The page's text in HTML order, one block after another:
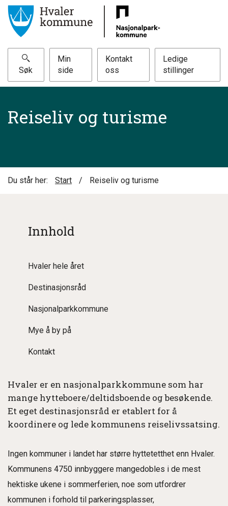
Søk
Min
side
Kontakt
oss
Ledige
stillinger
Reiseliv og turisme
Du står her: Start / Reiseliv og turisme
Innhold
Hvaler hele året
Destinasjonsråd
Nasjonalparkkommune
Mye å by på
Kontakt
Hvaler er en nasjonalparkkommune som har
mange hytteboere/deltidsboende og besøkende.
Et eget destinasjonsråd er etablert for å
koordinere og lede kommunens reiselivssatsing.
Ingen kommuner i landet har større hyttetetthet enn Hvaler.
Kommunens 4750 innbyggere mangedobles i de mest
hektiske ukene i sommerferien, noe som utfordrer
kommunen i forhold til parkeringsplasser,